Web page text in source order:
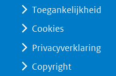
Toegankelijkheid
Cookies
Privacyverklaring
Copyright